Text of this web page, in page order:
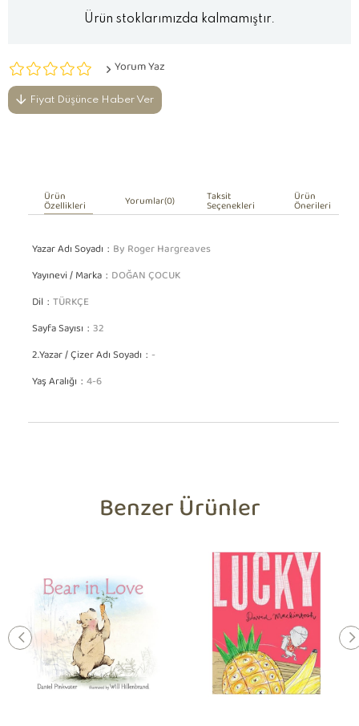
Ürün stoklarımızda kalmamıştır.
Yorum Yaz
Fiyat Düşünce Haber Ver
Ürün
Özellikleri Yorumlar(0) Taksit
Seçenekleri Ürün
Önerileri
Yazar Adı Soyadı By Roger Hargreaves
Yayınevi / Marka DOĞAN ÇOCUK
Dil TÜRKÇE
Sayfa Sayısı 32
2.Yazar / Çizer Adı Soyadı -
Yaş Aralığı 4-6
Benzer Ürünler